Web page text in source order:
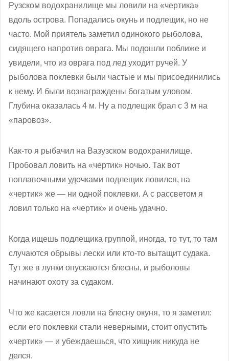
Рузском водохранилище мы ловили на «чертика»
вдоль острова. Попадались окунь и подлещик, но не
часто. Мой приятель заметил одинокого рыболова,
сидящего напротив оврага. Мы подошли поближе и
увидели, что из оврага под лед уходит ручей. У
рыболова поклевки были частые и мы присоединились
к нему. И были вознаграждены богатым уловом.
Глубина оказалась 4 м. Ну а подлещик брал с 3 м на
«паровоз».
Как-то я рыбачил на Вазузском водохранилище.
Пробовал ловить на «чертик» ночью. Так вот
поплавочными удочками подлещик ловился, на
«чертик» же — ни одной поклевки. А с рассветом я
ловил только на «чертик» и очень удачно.
Когда ищешь подлещика группой, иногда, то тут, то там
случаются обрывы лески или кто-то вытащит судака.
Тут же в лунки опускаются блесны, и рыболовы
начинают охоту за судаком.
Что же касается ловли на блесну окуня, то я заметил:
если его поклевки стали неверными, стоит опустить
«чертик» — и убеждаешься, что хищник никуда не
делся.